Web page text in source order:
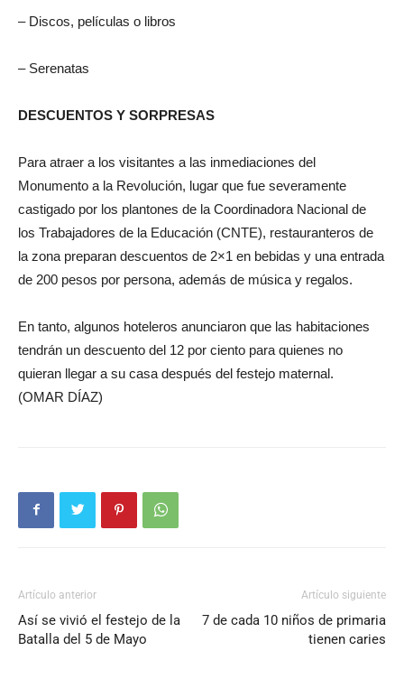
– Discos, películas o libros
– Serenatas
DESCUENTOS Y SORPRESAS
Para atraer a los visitantes a las inmediaciones del
Monumento a la Revolución, lugar que fue severamente
castigado por los plantones de la Coordinadora Nacional de
los Trabajadores de la Educación (CNTE), restauranteros de
la zona preparan descuentos de 2×1 en bebidas y una entrada
de 200 pesos por persona, además de música y regalos.
En tanto, algunos hoteleros anunciaron que las habitaciones
tendrán un descuento del 12 por ciento para quienes no
quieran llegar a su casa después del festejo maternal.
(OMAR DÍAZ)
Artículo anterior
Así se vivió el festejo de la
Batalla del 5 de Mayo
Artículo siguiente
7 de cada 10 niños de primaria
tienen caries